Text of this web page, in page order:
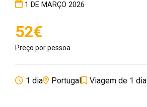
1 DE MARÇO 2026
52€
Preço por pessoa
1 dia Portugal Viagem de 1 dia